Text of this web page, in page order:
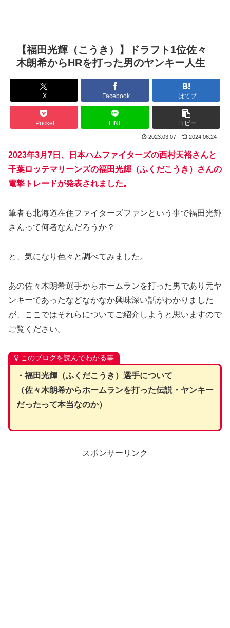
【福田光輝（こうき）】ドラフト1位佐々
木朗希からHRを打った男のヤンキー人生
X Facebook はてブ
Pocket LINE コピー
2023.03.07 2024.06.24
2023年3月7日、日本ハムファイターズの西村天裕さんと
千葉ロッテマリーンズの福田光輝（ふくだこうき）さんの
電撃トレードが発表されました。
筆者も北海道在住ファイターズファンという事で福田光輝
さんって何者なんだろうか？
と、気になり色々と調べてみました。
あの佐々木朗希選手からホームランを打った男であり元ヤ
ンキーであったなどなかなか興味深い話がわかりました
が、ここではそれらについてご紹介しようと思いますので
ご覧ください。
このブログを読んでわかる事
・福田光輝（ふくだこうき）選手について
（佐々木朗希からホームランを打った伝説・ヤンキー
だったって本当なのか）
スポンサーリンク